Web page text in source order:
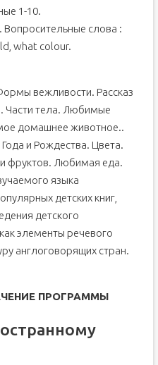
1-10.
слова :
what colour.
вежливости. Рассказ
Части тела. Любимые
домашнее животное..
и Рождества. Цвета.
фруктов. Любимая еда.
языка
детских книг,
детского
элементы речевого
англоговорящих стран.
ПРОГРАММЫ